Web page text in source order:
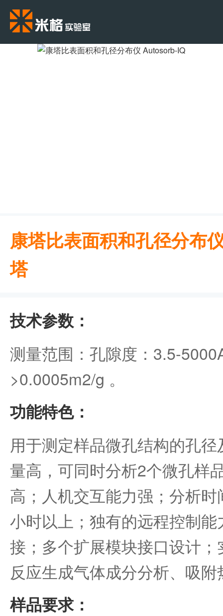
康塔比表面积和孔径分布
塔
技术参数：
测量范围：孔隙度：3.5-
>0.0005m2/g 。
功能特色：
用于测定样品微孔结构的孔
量高，可同时分析2个微孔样
高；人机交互能力强；分析
小时以上；独有的远程控制
接；多个扩展模块接口设计
反应生成气体成分分析、吸
样品要求：